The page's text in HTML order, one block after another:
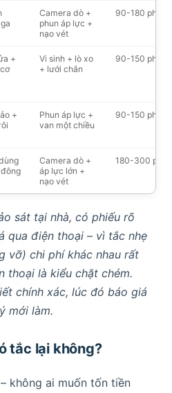
Camera dò +
phun áp lực +
nạo vét
90-180 phút
+
Vi sinh + lò xo
+ lưới chắn
90-150 phút
+
Phun áp lực +
van một chiều
90-150 phút
Camera dò +
áp lực lớn +
nạo vét
180-300 phút
sát tại nhà, có phiếu rõ
qua điện thoại – vì tắc nhẹ
vỡ) chi phí khác nhau rất
thoại là kiểu chặt chém.
chính xác, lúc đó báo giá
mới làm.
tắc lại không?
không ai muốn tốn tiền